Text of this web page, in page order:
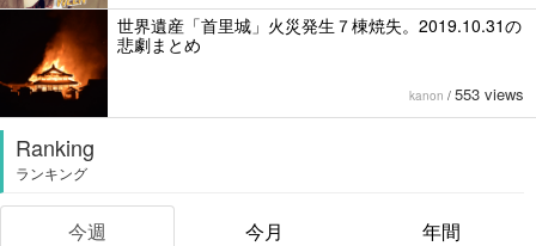
世界遺産「首里城」火災発生７棟焼失。2019.10.31の
悲劇まとめ
kanon / 553 views
Ranking
ランキング
今週 今月 年間